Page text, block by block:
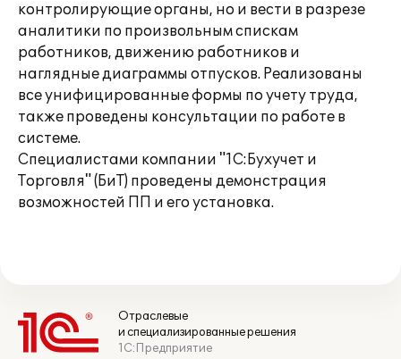
контролирующие органы, но и вести в разрезе
аналитики по произвольным спискам
работников, движению работников и
наглядные диаграммы отпусков. Реализованы
все унифицированные формы по учету труда,
также проведены консультации по работе в
системе.
Специалистами компании "1С:Бухучет и
Торговля" (БиТ) проведены демонстрация
возможностей ПП и его установка.
Отраслевые
и специализированные решения
1С:Предприятие